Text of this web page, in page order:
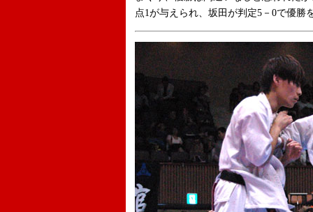
点1が与えられ、坂田が判定5－0で優勝